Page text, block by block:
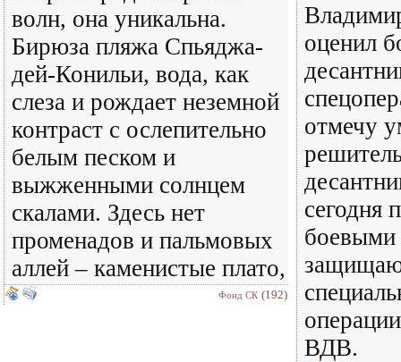
волн, она уникальна.
Бирюза пляжа Спьяджа-
дей-Конильи, вода, как
слеза и рождает неземной
контраст с ослепительно
белым песком и
выжженными солнцем
скалами. Здесь нет
променадов и пальмовых
аллей – каменистые плато,
Фонд СК (192)
оценил
отмечу
сегодня
ВДВ.